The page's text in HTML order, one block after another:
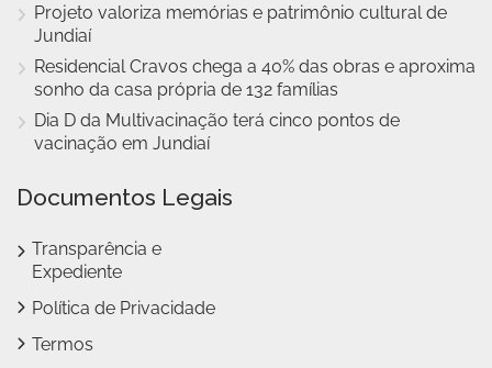
Projeto valoriza memórias e patrimônio cultural de
Jundiaí
Residencial Cravos chega a 40% das obras e aproxima
sonho da casa própria de 132 famílias
Dia D da Multivacinação terá cinco pontos de
vacinação em Jundiaí
Documentos Legais
Transparência e
Expediente
Política de Privacidade
Termos